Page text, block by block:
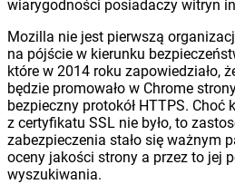
wiarygodności posiadaczy witryn
Mozilla nie jest pierwszą
na pójście w kierunku
które w 2014 roku zapowiedziało,
będzie promowało w Chrome
bezpieczny protokół HTTPS.
z certyfikatu SSL nie było, to
zabezpieczenia stało się ważnym
oceny jakości strony a przez to jej
wyszukiwania.